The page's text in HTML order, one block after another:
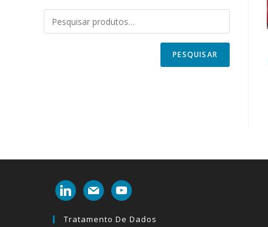
PESQUISAR
linkedinmail youtube
Tratamento De Dados